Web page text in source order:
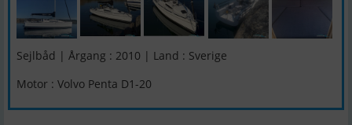
Sejlbåd | Årgang : 2010 | Land : Sverige
Motor : Volvo Penta D1-20